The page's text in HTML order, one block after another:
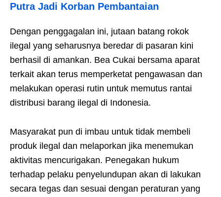
Putra Jadi Korban Pembantaian
Dengan penggagalan ini, jutaan batang rokok
ilegal yang seharusnya beredar di pasaran kini
berhasil di amankan. Bea Cukai bersama aparat
terkait akan terus memperketat pengawasan dan
melakukan operasi rutin untuk memutus rantai
distribusi barang ilegal di Indonesia.
Masyarakat pun di imbau untuk tidak membeli
produk ilegal dan melaporkan jika menemukan
aktivitas mencurigakan. Penegakan hukum
terhadap pelaku penyelundupan akan di lakukan
secara tegas dan sesuai dengan peraturan yang